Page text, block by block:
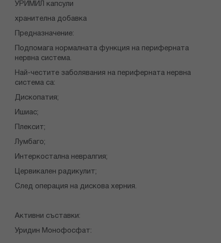
УРИМИЛ капсули
хранителна добавка
Предназначение:
Подпомага нормалната функция на периферната
нервна система.
Най-честите заболявания на периферната нервна
система са:
Дископатия;
Ишиас;
Плексит;
Лумбаго;
Интеркостална невралгия;
Цервикален радикулит;
След операция на дискова херния.
Активни съставки:
Уридин Монофосфат: